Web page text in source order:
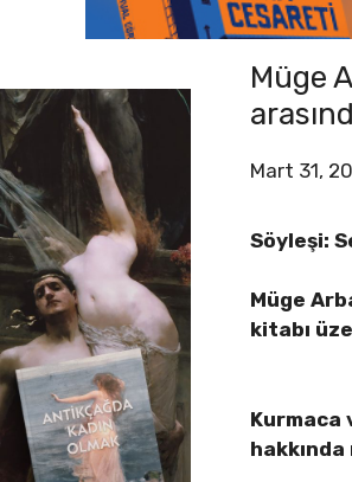
Müge
Mart 31,
Söyleşi:
Müge
kitabı
Kurmaca